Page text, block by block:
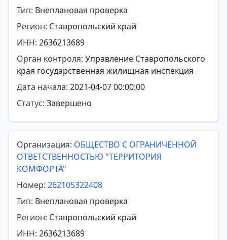
Тип: Внеплановая проверка
Регион: Ставропольский край
ИНН: 2636213689
Орган контроля: Управление Ставропольского
края государственная жилищная инспекция
Дата начала: 2021-04-07 00:00:00
Статус: Завершено
Организация: ОБЩЕСТВО С ОГРАНИЧЕННОЙ
ОТВЕТСТВЕННОСТЬЮ "ТЕРРИТОРИЯ
КОМФОРТА"
Номер: 262105322408
Тип: Внеплановая проверка
Регион: Ставропольский край
ИНН: 2636213689